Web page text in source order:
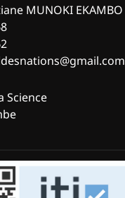
MUNOKI EKAMBO
Science